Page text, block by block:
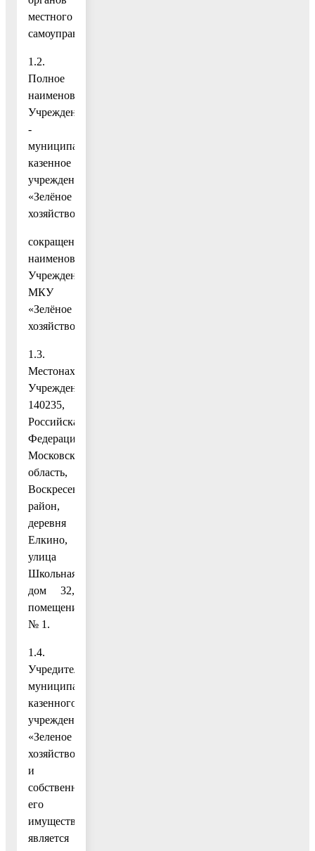
местного
самоуправления.
1.2.
Полное
наименование
Учреждения
-
муниципальное
казенное
учреждение
«Зелёное
хозяйство».
сокращенное
наименование
Учреждения:
МКУ
«Зелёное
хозяйство».
1.3.
Местонахождение
Учреждения:
140235,
Российская
Федерация,
Московская
область,
Воскресенский
район,
деревня
Елкино,
улица
Школьная,
дом 32,
помещение
№ 1.
1.4.
Учредителем
муниципального
казенного
учреждения
«Зеленое
хозяйство»
и
собственником
его
имущества
является